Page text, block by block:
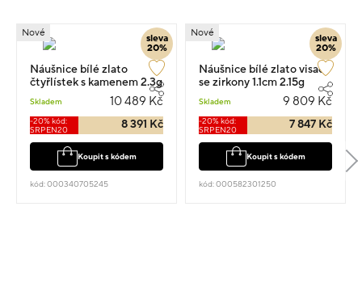
sleva
20%
Nové
Náušnice bílé zlato
čtyřlístek s kamenem 2.3g
Skladem 10 489 Kč
-20% kód:
SRPEN20
8 391 Kč
Koupit s kódem
kód: 000340705245
sleva
20%
Nové
Náušnice bílé zlato visací
se zirkony 1.1cm 2.15g
Skladem 9 809 Kč
-20% kód:
SRPEN20
7 847 Kč
Koupit s kódem
kód: 000582301250